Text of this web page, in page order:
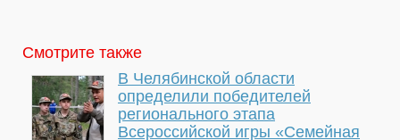
Смотрите также
В Челябинской области
определили победителей
регионального этапа
Всероссийской игры «Семейная